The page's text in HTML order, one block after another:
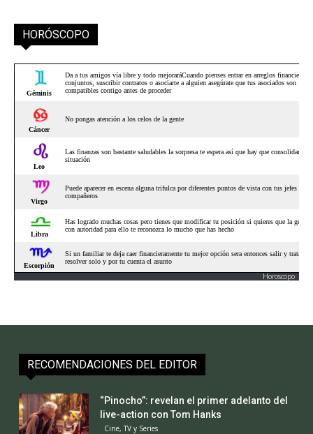
HORÓSCOPO
Horoscopo
RECOMENDACIONES DEL EDITOR
“Pinocho”: revelan el primer adelanto del
live-action con Tom Hanks
Cine, TV y Series